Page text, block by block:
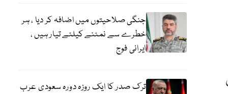
جنگی صلاحیتوں میں اضافہ کر دیا ، ہر
خطرے سے نمٹنے کیلئے تیار ہیں ،
ایرانی فوج
ترک صدر کا ایک روزہ دورہ سعودی عرب